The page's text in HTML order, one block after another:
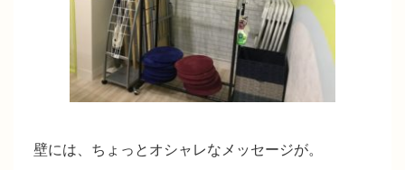
壁には、ちょっとオシャレなメッセージが。